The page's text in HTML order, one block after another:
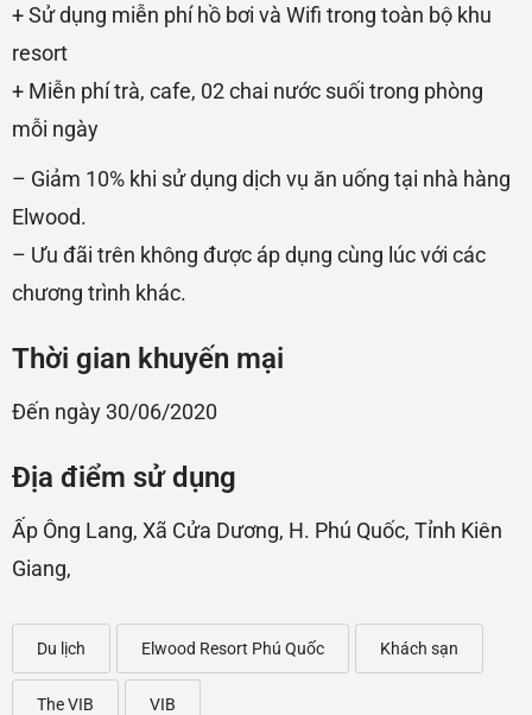
+ Sử dụng miễn phí hồ bơi và Wifi trong toàn bộ khu
resort
+ Miễn phí trà, cafe, 02 chai nước suối trong phòng
mỗi ngày
– Giảm 10% khi sử dụng dịch vụ ăn uống tại nhà hàng
Elwood.
– Ưu đãi trên không được áp dụng cùng lúc với các
chương trình khác.
Thời gian khuyến mại
Đến ngày 30/06/2020
Địa điểm sử dụng
Ấp Ông Lang, Xã Cửa Dương, H. Phú Quốc, Tỉnh Kiên
Giang,
Du lịch Elwood Resort Phú Quốc Khách sạn
The VIB VIB